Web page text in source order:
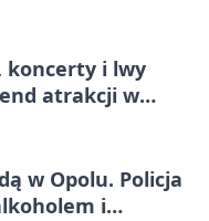
koncerty i lwy
atrakcji w
w Opolu. Policja
i